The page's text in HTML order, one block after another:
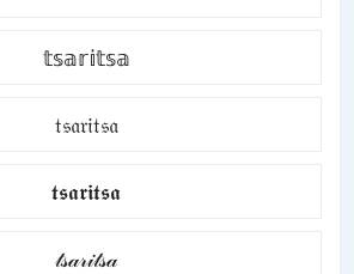
𝕥𝕤𝕒𝕣𝕚𝕥𝕤𝕒
𝔱𝔰𝔞𝔯𝔦𝔱𝔰𝔞
𝖙𝖘𝖆𝖗𝖎𝖙𝖘𝖆
𝓉𝓈𝒶𝓇𝒾𝓉𝓈𝒶